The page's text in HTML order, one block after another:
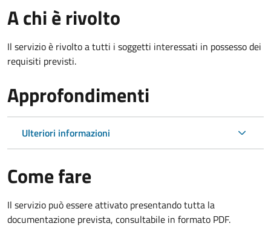
A chi è rivolto
Il servizio è rivolto a tutti i soggetti interessati in possesso dei
requisiti previsti.
Approfondimenti
Ulteriori informazioni
Come fare
Il servizio può essere attivato presentando tutta la
documentazione prevista, consultabile in formato PDF.